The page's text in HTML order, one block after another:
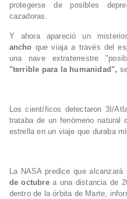
protegerse de posibles
cazadoras.
Y ahora apareció un
ancho que viaja a través del
una nave extraterrestre
"terrible para la humanidad",
Los científicos detectaron 3I/
trataba de un fenómeno natural
estrella en un viaje que duraba
La NASA predice que
de octubre a una distancia de
dentro de la órbita de Marte,